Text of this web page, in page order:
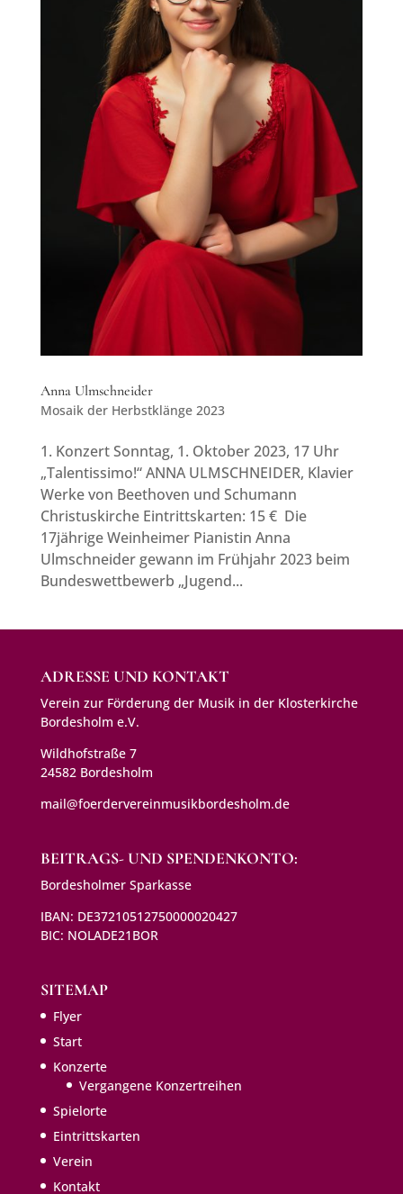
Anna Ulmschneider
Mosaik der Herbstklänge 2023
1. Konzert Sonntag, 1. Oktober 2023, 17 Uhr
„Talentissimo!“ ANNA ULMSCHNEIDER, Klavier
Werke von Beethoven und Schumann
Christuskirche Eintrittskarten: 15 € Die
17jährige Weinheimer Pianistin Anna
Ulmschneider gewann im Frühjahr 2023 beim
Bundeswettbewerb „Jugend...
ADRESSE UND KONTAKT
Verein zur Förderung der Musik in der Klosterkirche
Bordesholm e.V.
Wildhofstraße 7
24582 Bordesholm
mail@foerdervereinmusikbordesholm.de
BEITRAGS- UND SPENDENKONTO:
Bordesholmer Sparkasse
IBAN: DE37210512750000020427
BIC: NOLADE21BOR
SITEMAP
Flyer
Start
Konzerte
Vergangene Konzertreihen
Spielorte
Eintritts­karten
Verein
Kontakt